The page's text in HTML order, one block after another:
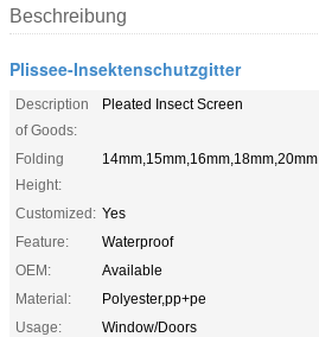
Beschreibung
Plissee-Insektenschutzgitter
Description
of Goods:
Pleated Insect Screen
Folding
Height:
14mm,15mm,16mm,18mm,20mm
Customized: Yes
Feature:
Waterproof
OEM:
Available
Material:
Polyester,pp+pe
Usage:
Window/Doors